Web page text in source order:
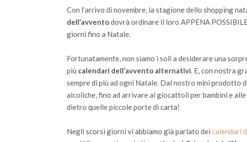
Con l’arrivo di novembre, la stagione dello shopping
dell’avventodovrà ordinare il loro APPENA
giorni fino a Natale.
Fortunatamente, non siamo i soli a desiderare una
più calendari dell’avvento alternativi. E, con nostra
sempre di più ad ogni Natale. Dal nostro mini prodotto
alcoliche, fino ad arrivare ai giocattoli per bambini e
dietro quelle piccole porte di carta!
Negli scorsi giorni vi abbiamo già parlato dei calendari